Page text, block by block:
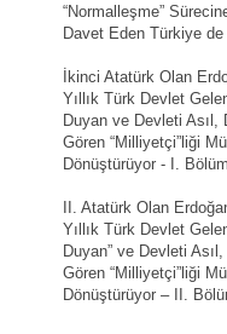
“Normalleşme”
Davet Eden Türkiye de
İkinci Atatürk Olan
Yıllık Türk Devlet
Duyan ve Devleti Asıl,
Gören “Milliyetçi”liği
Dönüştürüyor - I. Bölüm
II. Atatürk Olan
Yıllık Türk Devlet
Duyan” ve Devleti
Gören “Milliyetçi”liği
Dönüştürüyor – II.